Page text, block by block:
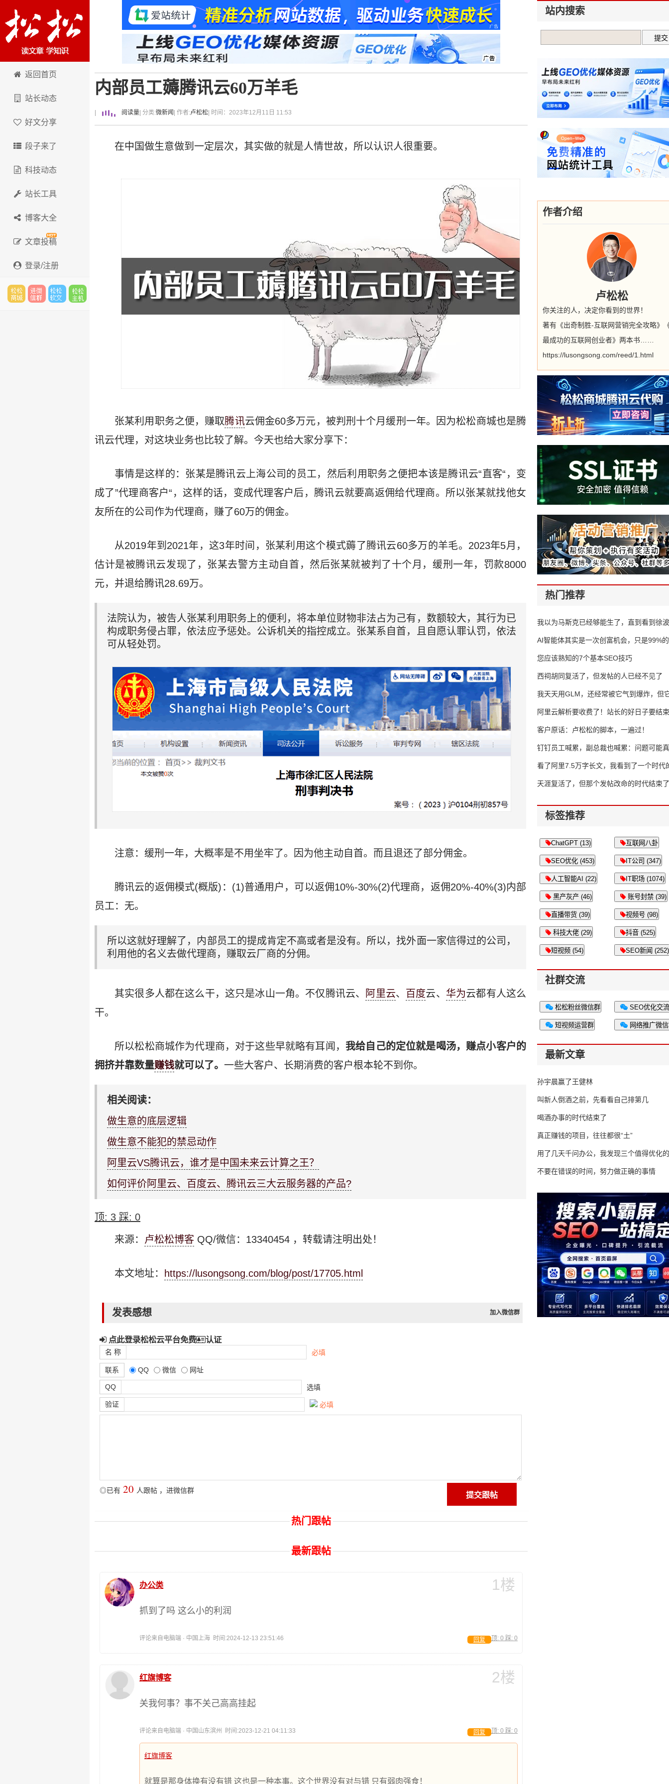
卢松松博客
返回首页
站长动态
好文分享
段子来了
科技动态
站长工具
博客大全
文章投稿
登录/注册
内部员工薅腾讯云60万羊毛
阅读量 | 分类:微新闻 | 作者:卢松松 | 时间：2023年12月11日 11:53
在中国做生意做到一定层次，其实做的就是人情世故，所以认识人很重要。
张某利用职务之便，赚取腾讯云佣金60多万元，被判刑十个月缓刑一年。因为松松商城也是腾
讯云代理，对这块业务也比较了解。今天也给大家分享下：
事情是这样的：张某是腾讯云上海公司的员工，然后利用职务之便把本该是腾讯云“直客“，变
成了”代理商客户“，这样的话，变成代理客户后，腾讯云就要高返佣给代理商。所以张某就找他女
友所在的公司作为代理商，赚了60万的佣金。
从2019年到2021年，这3年时间，张某利用这个模式薅了腾讯云60多万的羊毛。2023年5月，
估计是被腾讯云发现了，张某去警方主动自首，然后张某就被判了十个月，缓刑一年，罚款8000
元，并退给腾讯28.69万。
法院认为，被告人张某利用职务上的便利，将本单位财物非法占为己有，数额较大，其行为已
构成职务侵占罪，依法应予惩处。公诉机关的指控成立。张某系自首，且自愿认罪认罚，依法
可从轻处罚。
注意：缓刑一年，大概率是不用坐牢了。因为他主动自首。而且退还了部分佣金。
腾讯云的返佣模式(概版)：(1)普通用户，可以返佣10%-30%(2)代理商，返佣20%-40%(3)内部
员工：无。
所以这就好理解了，内部员工的提成肯定不高或者是没有。所以，找外面一家信得过的公司，
利用他的名义去做代理商，赚取云厂商的分佣。
其实很多人都在这么干，这只是冰山一角。不仅腾讯云、 阿里云、 百度云、 华为云都有人这么
干。
所以松松商城作为代理商，对于这些早就略有耳闻，我给自己的定位就是喝汤，赚点小客户的
拥挤并靠数量赚钱就可以了。 一些大客户、长期消费的客户根本轮不到你。
相关阅读：
做生意的底层逻辑
做生意不能犯的禁忌动作
阿里云VS腾讯云，谁才是中国未来云计算之王？
如何评价阿里云、百度云、腾讯云三大云服务器的产品?
顶: 3 踩: 0
来源： 卢松松博客 QQ/微信：13340454 ，转载请注明出处！
本文地址： https://lusongsong.com/blog/post/17705.html
发表感想 加入微信群
点此登录松松云平台免费 认证
名 称 必填
联系 QQ 微信 网址
QQ 选填
验证 必填
◎已有 20 人跟帖 ， 进微信群
热门跟帖
最新跟帖
1楼
办公类
抓到了吗 这么小的利润
评论来自电脑端 · 中国上海 时间:2024-12-13 23:51:46 顶: 0 踩: 0
回复
2楼
红旗博客
关我何事？事不关己高高挂起
评论来自电脑端 · 中国山东滨州 时间:2023-12-21 04:11:33 顶: 0 踩: 0
回复
红旗博客
就算是那身体换有没有错 这也是一种本事。这个世界没有对与错 只有弱肉强食！
站内搜索
作者介绍
卢松松
你关注的人，决定你看到的世界！
著有《出奇制胜-互联网营销完全攻略》
最成功的互联网创业者》两本书……
https://lusongsong.com/reed/1.html
热门推荐
我以为马斯克已经够能生了，直到看到
AI智能体其实是一次创富机会，只是99%
错过了
您应该熟知的7个基本SEO技巧
西祠胡同复活了，但发帖的人已经不见了
我天天用GLM，还经常被它气到爆炸，但
16万亿
阿里云解析要收费了！站长的好日子要结
客户原话：卢松松的脚本，一遍过！
钉钉员工喊累，副总裁也喊累：问题可能
了
看了阿里7.5万字长文，我看到了一个时代
天涯复活了，但那个发帖改命的时代结束了
标签推荐
ChatGPT (13) 互联网八卦
SEO优化 (453) IT公司 (347)
人工智能AI (22) IT职场 (1074)
黑产灰产 (46) 账号封禁 (39)
直播带货 (39) 视频号 (98)
科技大佬 (29) 抖音 (525)
短视频 (54) SEO新闻 (252)
社群交流
松松粉丝微信群 SEO优化交
短视频运营群 网络推广微
最新文章
孙宇晨赢了王健林
叫新人倒酒之前，先看看自己排第几
喝酒办事的时代结束了
真正赚钱的项目，往往都很“土”
用了几天千问办公，我发现三个值得优化
不要在错误的时间，努力做正确的事情